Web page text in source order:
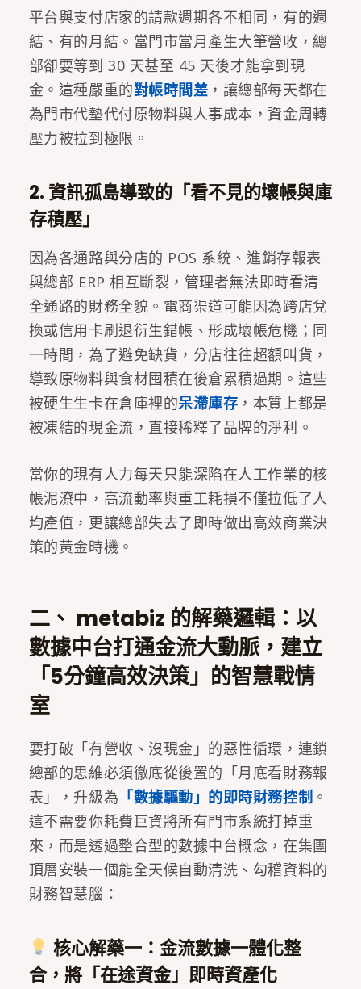
平台與支付店家的請款週期各不相同，有的週
結、有的月結。當門市當月產生大筆營收，總
部卻要等到 30 天甚至 45 天後才能拿到現
金。這種嚴重的對帳時間差 ，讓總部每天都在
為門市代墊代付原物料與人事成本，資金周轉
壓力被拉到極限。
2. 資訊孤島導致的「看不見的壞帳與庫
存積壓」
因為各通路與分店的 POS 系統、進銷存報表
與總部 ERP 相互斷裂，管理者無法即時看清
全通路的財務全貌。電商渠道可能因為跨店兌
換或信用卡刷退衍生錯帳、形成壞帳危機；同
一時間，為了避免缺貨，分店往往超額叫貨，
導致原物料與食材囤積在後倉累積過期。這些
被硬生生卡在倉庫裡的呆滯庫存 ，本質上都是
被凍結的現金流，直接稀釋了品牌的淨利。
當你的現有人力每天只能深陷在人工作業的核
帳泥潦中，高流動率與重工耗損不僅拉低了人
均產值，更讓總部失去了即時做出高效商業決
策的黃金時機。
二、 metabiz 的解藥邏輯：以
數據中台打通金流大動脈，建立
「5分鐘高效決策」的智慧戰情
室
要打破「有營收、沒現金」的惡性循環，連鎖
總部的思維必須徹底從後置的「月底看財務報
表」，升級為 「數據驅動」的即時財務控制 。
這不需要你耗費巨資將所有門市系統打掉重
來，而是透過整合型的數據中台概念，在集團
頂層安裝一個能全天候自動清洗、勾稽資料的
財務智慧腦：
核心解藥一：金流數據一體化整
合，將「在途資金」即時資產化